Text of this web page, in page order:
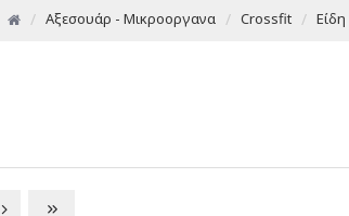
Αξεσουάρ - Μικροοργανα Crossfit